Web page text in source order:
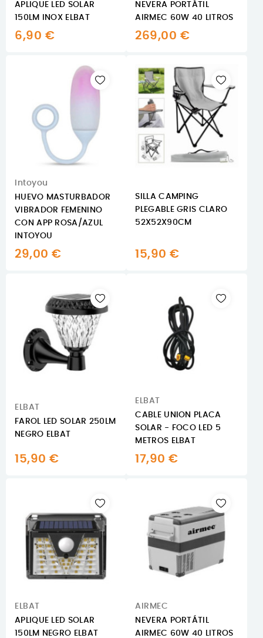
APLIQUE LED SOLAR
150LM INOX ELBAT
6,90 €
NEVERA PORTÁTIL
AIRMEC 60W 40 LITROS
269,00 €
Intoyou
HUEVO MASTURBADOR
VIBRADOR FEMENINO
CON APP ROSA/AZUL
INTOYOU
29,00 €
SILLA CAMPING
PLEGABLE GRIS CLARO
52X52X90CM
15,90 €
ELBAT
FAROL LED SOLAR 250LM
NEGRO ELBAT
15,90 €
ELBAT
CABLE UNION PLACA
SOLAR - FOCO LED 5
METROS ELBAT
17,90 €
ELBAT
APLIQUE LED SOLAR
150LM NEGRO ELBAT
AIRMEC
NEVERA PORTÁTIL
AIRMEC 60W 40 LITROS